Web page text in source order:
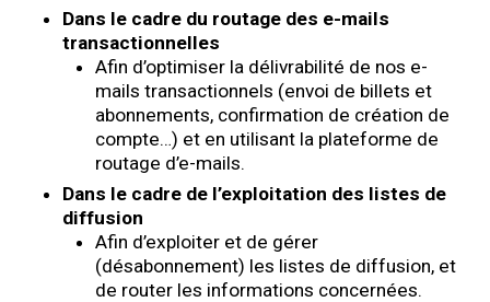
Dans le cadre du routage des e-mails
transactionnelles
Afin d’optimiser la délivrabilité de nos e-
mails transactionnels (envoi de billets et
abonnements, confirmation de création de
compte…) et en utilisant la plateforme de
routage d’e-mails.
Dans le cadre de l’exploitation des listes de
diffusion
Afin d’exploiter et de gérer
(désabonnement) les listes de diffusion, et
de router les informations concernées.